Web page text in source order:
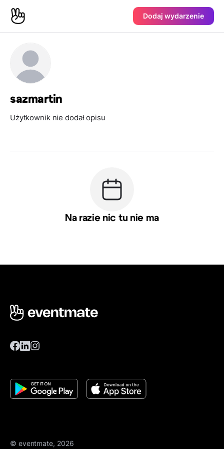
Dodaj wydarzenie
sazmartin
Użytkownik nie dodał opisu
Na razie nic tu nie ma
© eventmate, 2026